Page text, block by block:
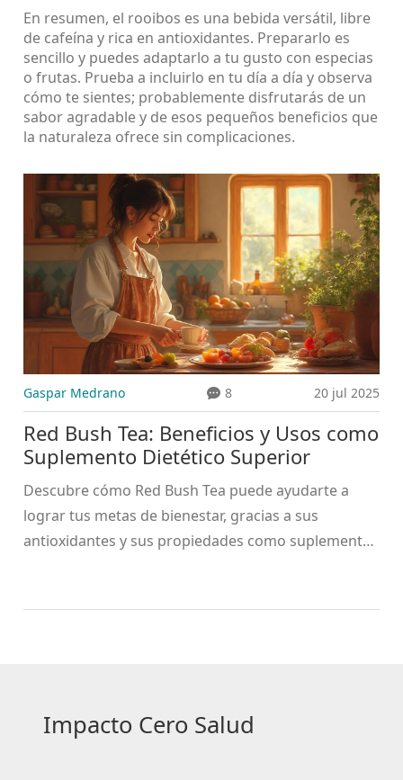
En resumen, el rooibos es una bebida versátil, libre
de cafeína y rica en antioxidantes. Prepararlo es
sencillo y puedes adaptarlo a tu gusto con especias
o frutas. Prueba a incluirlo en tu día a día y observa
cómo te sientes; probablemente disfrutarás de un
sabor agradable y de esos pequeños beneficios que
la naturaleza ofrece sin complicaciones.
Gaspar Medrano 8 20 jul 2025
Red Bush Tea: Beneficios y Usos como
Suplemento Dietético Superior
Descubre cómo Red Bush Tea puede ayudarte a
lograr tus metas de bienestar, gracias a sus
antioxidantes y sus propiedades como suplemento
Impacto Cero Salud